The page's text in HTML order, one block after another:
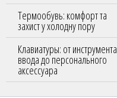
Термообувь: комфорт та
захист у холодну пору
Клавиатуры: от инструмента
ввода до персонального
аксессуара